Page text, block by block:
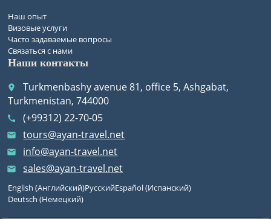
Наш опыт
Визовые услуги
Часто задаваемые вопросы
Связаться с нами
Наши контакты
place
Turkmenbashy avenue 81, office 5, Ashgabat,
Turkmenistan, 744000
call (+99312) 22-70-05
email tours@ayan-travel.net
email info@ayan-travel.net
email sales@ayan-travel.net
English (Английский)РусскийEspañol(Испанский)
Deutsch (Немецкий)